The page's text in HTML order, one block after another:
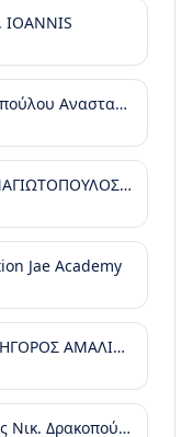
IOANNIS
Δικηγορικό Γραφείο Λαμπροπούλου Αναστασία και Ελένη Τσούκα
ΔΙΚΗΓΟΡΙΚΟ ΓΡΑΦΕΙΟ - ΠΑΝΑΓΙΩΤΟΠΟΥΛΟΣ ΑΛΕΞΑΝΔΡΟΣ
Jae Academy
ΤΣΑΓΚΑΣ ΠΑΝΑΓΙΩΤΗΣ - ΔΙΚΗΓΟΡΟΣ ΑΜΑΛΙΑΔΑ
Δικηγορικό Γραφείο Ευγενίας Νικ. Δρακοπούλου